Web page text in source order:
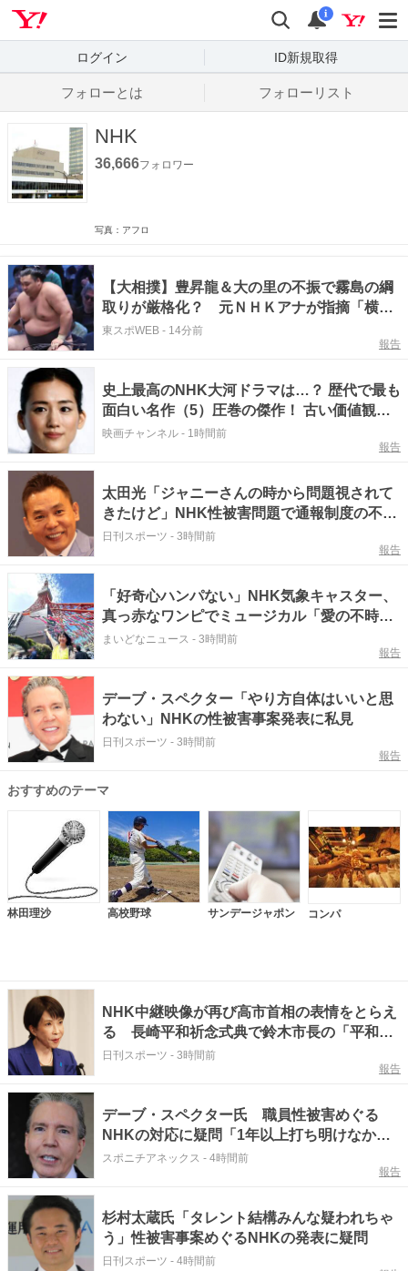
検索
通知
i
ログイン ID新規取得
フォローとは フォローリスト
NHK
36,666フォロワー
写真：アフロ
【大相撲】豊昇龍＆大の里の不振で霧島の綱
取りが厳格化？ 元ＮＨＫアナが指摘「横綱
２人が…」
東スポWEB - 14分前
報告
史上最高のNHK大河ドラマは…？ 歴代で最も
面白い名作（5）圧巻の傑作！ 古い価値観を
破壊した魅力とは？
映画チャンネル - 1時間前
報告
太田光「ジャニーさんの時から問題視されて
きたけど」NHK性被害問題で通報制度の不備
指摘
日刊スポーツ - 3時間前
報告
「好奇心ハンパない」NHK気象キャスター、
真っ赤なワンピでミュージカル「愛の不時
着」を観劇 三山凌輝さんらポスターと記念
まいどなニュース - 3時間前
報告
デーブ・スペクター「やり方自体はいいと思
わない」NHKの性被害事案発表に私見
日刊スポーツ - 3時間前
報告
おすすめのテーマ
林田理沙 高校野球 サンデージャポン コンパ
NHK中継映像が再び高市首相の表情をとらえ
る 長崎平和祈念式典で鈴木市長の「平和宣
言」時に
日刊スポーツ - 3時間前
報告
デーブ・スペクター氏 職員性被害めぐる
NHKの対応に疑問「1年以上打ち明けなかっ
た理由は何なのか」
スポニチアネックス - 4時間前
報告
杉村太蔵氏「タレント結構みんな疑われちゃ
う」性被害事案めぐるNHKの発表に疑問
日刊スポーツ - 4時間前